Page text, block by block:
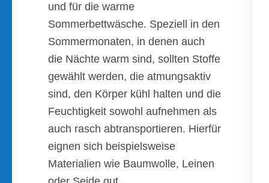
und für die warme
Sommerbettwäsche. Speziell in den
Sommermonaten, in denen auch
die Nächte warm sind, sollten Stoffe
gewählt werden, die atmungsaktiv
sind, den Körper kühl halten und die
Feuchtigkeit sowohl aufnehmen als
auch rasch abtransportieren. Hierfür
eignen sich beispielsweise
Materialien wie Baumwolle, Leinen